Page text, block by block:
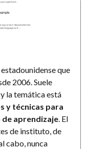
estadounidense que
2006. Suele
la temática está
y técnicas para
aprendizaje. El
de instituto, de
cabo, nunca